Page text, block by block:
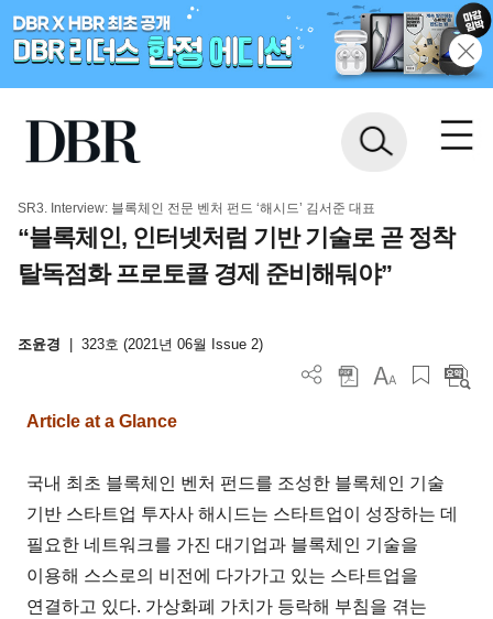
SR3. Interview: 블록체인 전문 벤처 펀드 ‘해시드’ 김서준 대표
“블록체인, 인터넷처럼 기반 기술로 곧 정착
탈독점화 프로토콜 경제 준비해둬야”
조윤경 323호 (2021년 06월 Issue 2)
Article at a Glance
국내 최초 블록체인 벤처 펀드를 조성한 블록체인 기술
기반 스타트업 투자사 해시드는 스타트업이 성장하는 데
필요한 네트워크를 가진 대기업과 블록체인 기술을
이용해 스스로의 비전에 다가가고 있는 스타트업을
연결하고 있다. 가상화폐 가치가 등락해 부침을 겪는